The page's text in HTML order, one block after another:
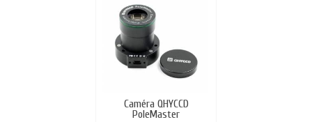
Caméra QHYCCD
PoleMaster